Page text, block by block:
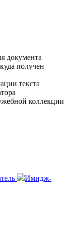
документа
получен
текста
коллекции
Имидж-